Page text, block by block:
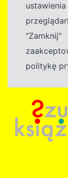
politykę